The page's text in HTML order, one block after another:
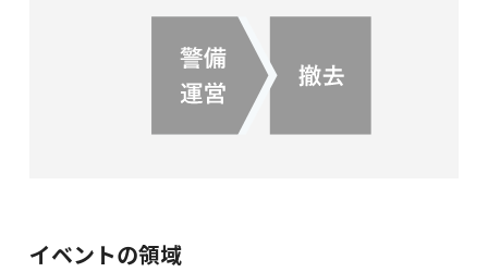
イベントの領域